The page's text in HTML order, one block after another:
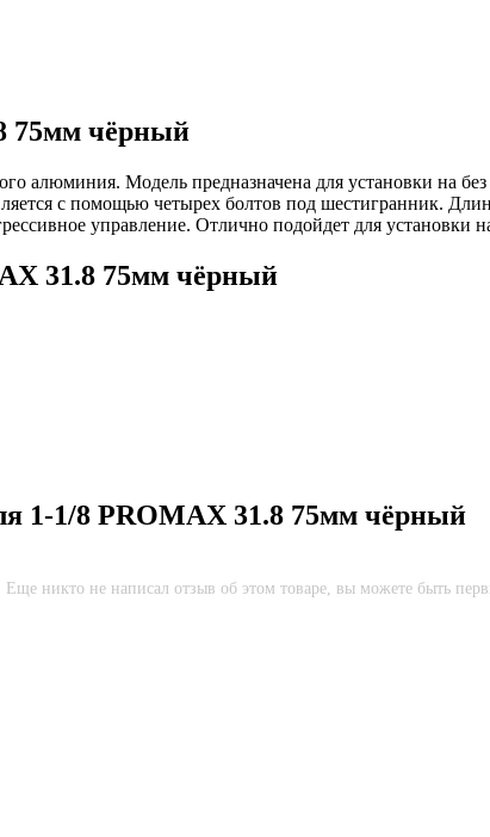
75мм чёрный
алюминия. Модель предназначена для установки на
с помощью четырех болтов под шестигранник.
управление. Отлично подойдет для установки
31.8 75мм чёрный
1-1/8 PROMAX 31.8 75мм чёрный
Еще никто не написал отзыв об этом товаре, вы можете быть